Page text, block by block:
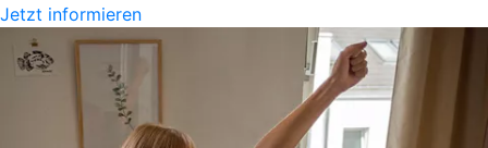
Jetzt informieren